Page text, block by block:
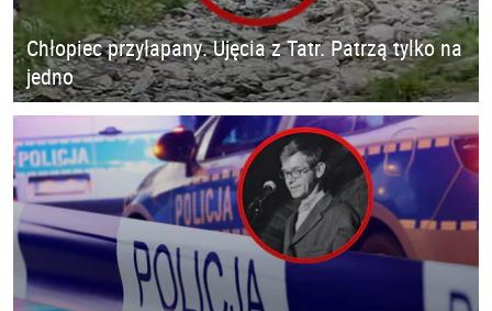
Chłopiec przyłapany. Ujęcia z Tatr. Patrzą tylko na
jedno